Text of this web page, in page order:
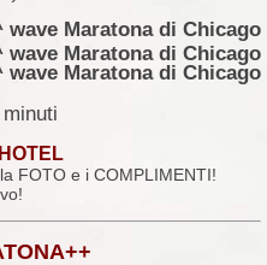
wave Maratona di Chicago
wave Maratona di Chicago
wave Maratona di Chicago
FOTO e i COMPLIMENTI!